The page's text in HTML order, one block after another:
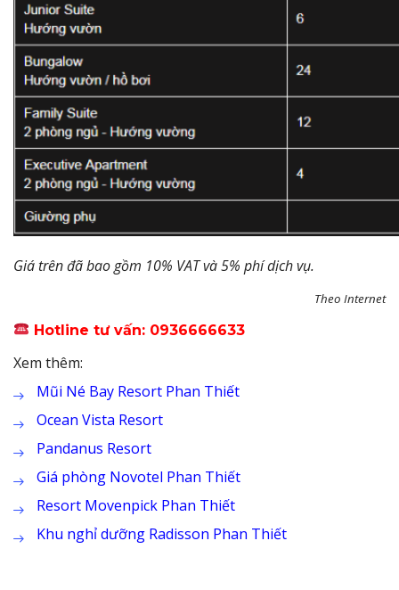
Giá trên đã bao gồm 10% VAT và 5% phí dịch vụ.
Theo Internet
Hotline tư vấn: 0936666633
Xem thêm:
Mũi Né Bay Resort Phan Thiết
Ocean Vista Resort
Pandanus Resort
Giá phòng Novotel Phan Thiết
Resort Movenpick Phan Thiết
Khu nghỉ dưỡng Radisson Phan Thiết